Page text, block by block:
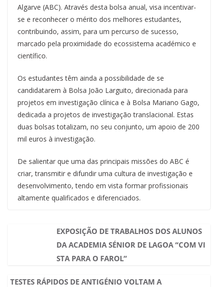
Algarve (ABC). Através desta bolsa anual, visa incentivar-
se e reconhecer o mérito dos melhores estudantes,
contribuindo, assim, para um percurso de sucesso,
marcado pela proximidade do ecossistema académico e
científico.
Os estudantes têm ainda a possibilidade de se
candidatarem à Bolsa João Larguito, direcionada para
projetos em investigação clínica e à Bolsa Mariano Gago,
dedicada a projetos de investigação translacional. Estas
duas bolsas totalizam, no seu conjunto, um apoio de 200
mil euros à investigação.
De salientar que uma das principais missões do ABC é
criar, transmitir e difundir uma cultura de investigação e
desenvolvimento, tendo em vista formar profissionais
altamente qualificados e diferenciados.
EXPOSIÇÃO DE TRABALHOS DOS ALUNOS
DA ACADEMIA SÉNIOR DE LAGOA “COM VI
STA PARA O FAROL”
TESTES RÁPIDOS DE ANTIGÉNIO VOLTAM A